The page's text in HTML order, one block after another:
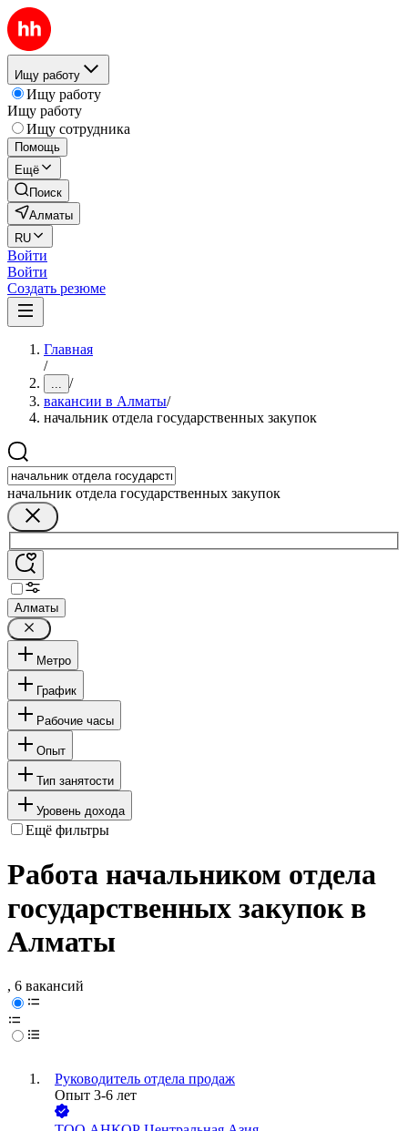
Ищу работу
Ищу работу
Ищу работу
Ищу сотрудника
Помощь
Ещё
Поиск
Алматы
RU
Войти
Войти
Создать резюме
Главная
/
... /
вакансии в Алматы/
начальник отдела государственных закупок
начальник отдела государственных закупок
Алматы
Метро
График
Рабочие часы
Опыт
Тип занятости
Уровень дохода
Ещё фильтры
Работа начальником отдела
государственных закупок в
Алматы
, 6 вакансий
Руководитель отдела продаж
Опыт 3-6 лет